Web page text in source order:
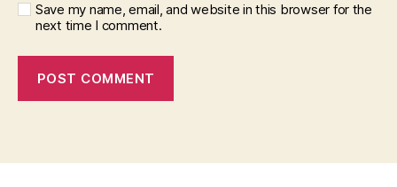
Save my name, email, and website in this browser for the
next time I comment.